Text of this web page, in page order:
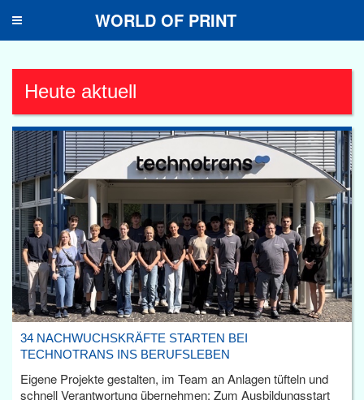
Toggle
WORLD OF PRINT
Heute aktuell
34 NACHWUCHSKRÄFTE STARTEN BEI
TECHNOTRANS INS BERUFSLEBEN
Eigene Projekte gestalten, im Team an Anlagen tüfteln und
schnell Verantwortung übernehmen: Zum Ausbildungsstart